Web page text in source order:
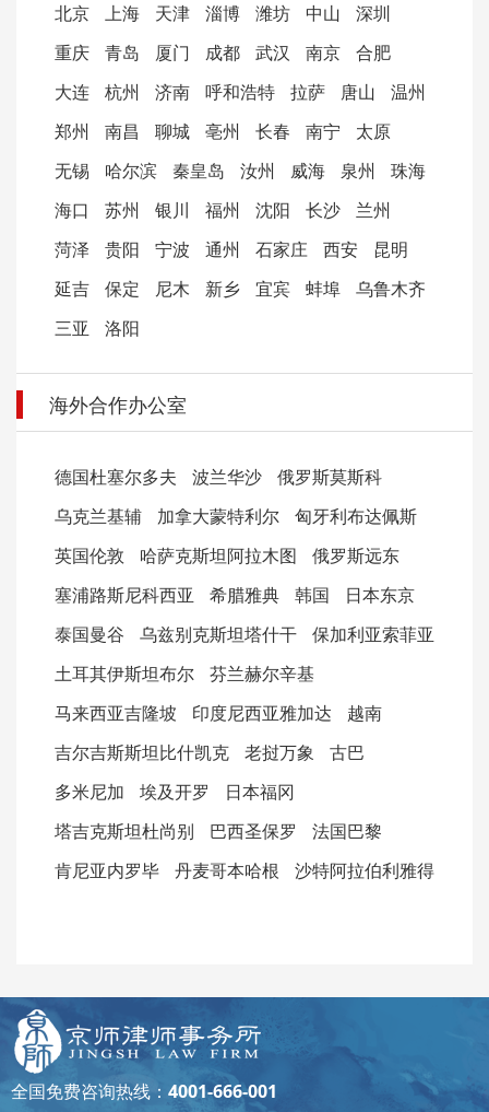
北京 上海 天津 淄博 潍坊 中山
深圳
重庆
青岛 厦门 成都 武汉 南京
合肥
大连
杭州 济南 呼和浩特 拉萨 唐山
温州
郑州
南昌 聊城 亳州 长春 南宁
太原
无锡
哈尔滨 秦皇岛 汝州 威海 泉州
珠海
海口
苏州 银川 福州 沈阳 长沙
兰州
菏泽
贵阳 宁波 通州 石家庄 西安
昆明
延吉
保定 尼木 新乡 宜宾 蚌埠
乌鲁木齐
三亚
洛阳
海外合作办公室
德国杜塞尔多夫 波兰华沙
俄罗斯莫斯科
乌克兰基辅
加拿大蒙特利尔
匈牙利布达佩斯
英国伦敦
哈萨克斯坦阿拉木图
俄罗斯远东
塞浦路斯尼科西亚
希腊雅典 韩国
日本东京
泰国曼谷
乌兹别克斯坦塔什干
保加利亚索菲亚
土耳其伊斯坦布尔
芬兰赫尔辛基
马来西亚吉隆坡
印度尼西亚雅加达
越南
吉尔吉斯斯坦比什凯克
老挝万象
古巴
多米尼加
埃及开罗
日本福冈
塔吉克斯坦杜尚别
巴西圣保罗
法国巴黎
肯尼亚内罗毕
丹麦哥本哈根 沙特阿拉伯利雅得
全国免费咨询热线： 4001-666-001